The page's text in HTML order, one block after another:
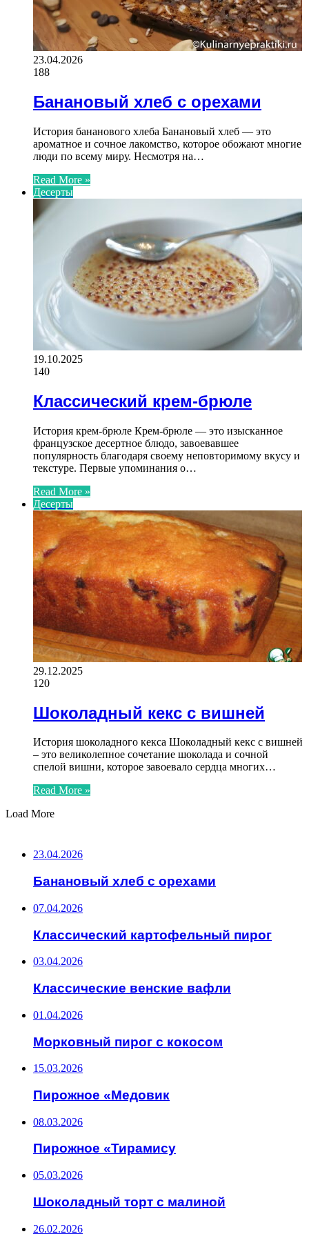
23.04.2026
188
Банановый хлеб с орехами
История бананового хлеба Банановый хлеб — это
ароматное и сочное лакомство, которое обожают многие
люди по всему миру. Несмотря на…
Read More »
Десерты
19.10.2025
140
Классический крем-брюле
История крем-брюле Крем-брюле — это изысканное
французское десертное блюдо, завоевавшее
популярность благодаря своему неповторимому вкусу и
текстуре. Первые упоминания о…
Read More »
Десерты
29.12.2025
120
Шоколадный кекс с вишней
История шоколадного кекса Шоколадный кекс с вишней
– это великолепное сочетание шоколада и сочной
спелой вишни, которое завоевало сердца многих…
Read More »
Load More
23.04.2026
Банановый хлеб с орехами
07.04.2026
Классический картофельный пирог
03.04.2026
Классические венские вафли
01.04.2026
Морковный пирог с кокосом
15.03.2026
Пирожное «Медовик
08.03.2026
Пирожное «Тирамису
05.03.2026
Шоколадный торт с малиной
26.02.2026